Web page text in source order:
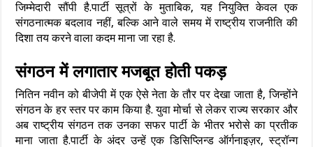
जिम्मेदारी सौंपी है.पार्टी सूत्रों के मुताबिक, यह नियुक्ति केवल एक
संगठनात्मक बदलाव नहीं, बल्कि आने वाले समय में राष्ट्रीय राजनीति की
दिशा तय करने वाला कदम माना जा रहा है.
संगठन में लगातार मजबूत होती पकड़
नितिन नवीन को बीजेपी में एक ऐसे नेता के तौर पर देखा जाता है, जिन्होंने
संगठन के हर स्तर पर काम किया है. युवा मोर्चा से लेकर राज्य सरकार और
अब राष्ट्रीय संगठन तक उनका सफर पार्टी के भीतर भरोसे का प्रतीक
माना जाता है.पार्टी के अंदर उन्हें एक डिसिप्लिन्ड ऑर्गनाइज़र, स्ट्रॉन्ग